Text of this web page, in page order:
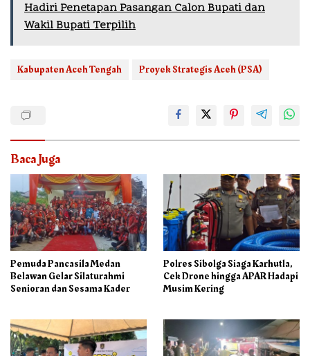
Hadiri Penetapan Pasangan Calon Bupati dan
Wakil Bupati Terpilih
Kabupaten Aceh Tengah Proyek Strategis Aceh (PSA)
Baca Juga
Pemuda Pancasila Medan
Belawan Gelar Silaturahmi
Senioran dan Sesama Kader
Polres Sibolga Siaga Karhutla,
Cek Drone hingga APAR Hadapi
Musim Kering